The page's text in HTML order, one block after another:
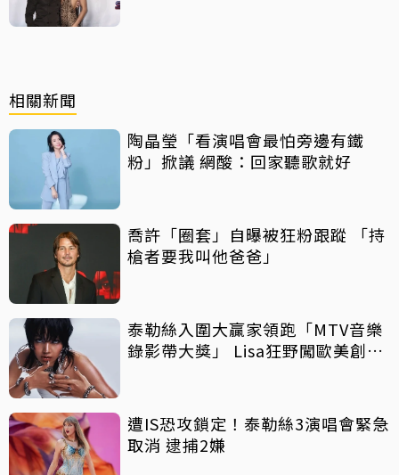
相關新聞
陶晶瑩「看演唱會最怕旁邊有鐵
粉」掀議 網酸：回家聽歌就好
喬許「圈套」自曝被狂粉跟蹤 「持
槍者要我叫他爸爸」
泰勒絲入圍大贏家領跑「MTV音樂
錄影帶大獎」 Lisa狂野闖歐美創佳
遭IS恐攻鎖定！泰勒絲3演唱會緊急
取消 逮捕2嫌